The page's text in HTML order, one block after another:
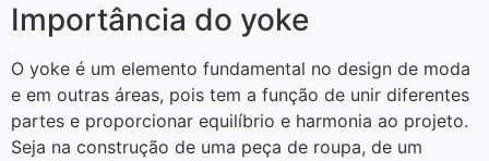
Importância do yoke
O yoke é um elemento fundamental no design de moda
e em outras áreas, pois tem a função de unir diferentes
partes e proporcionar equilíbrio e harmonia ao projeto.
Seja na construção de uma peça de roupa, de um